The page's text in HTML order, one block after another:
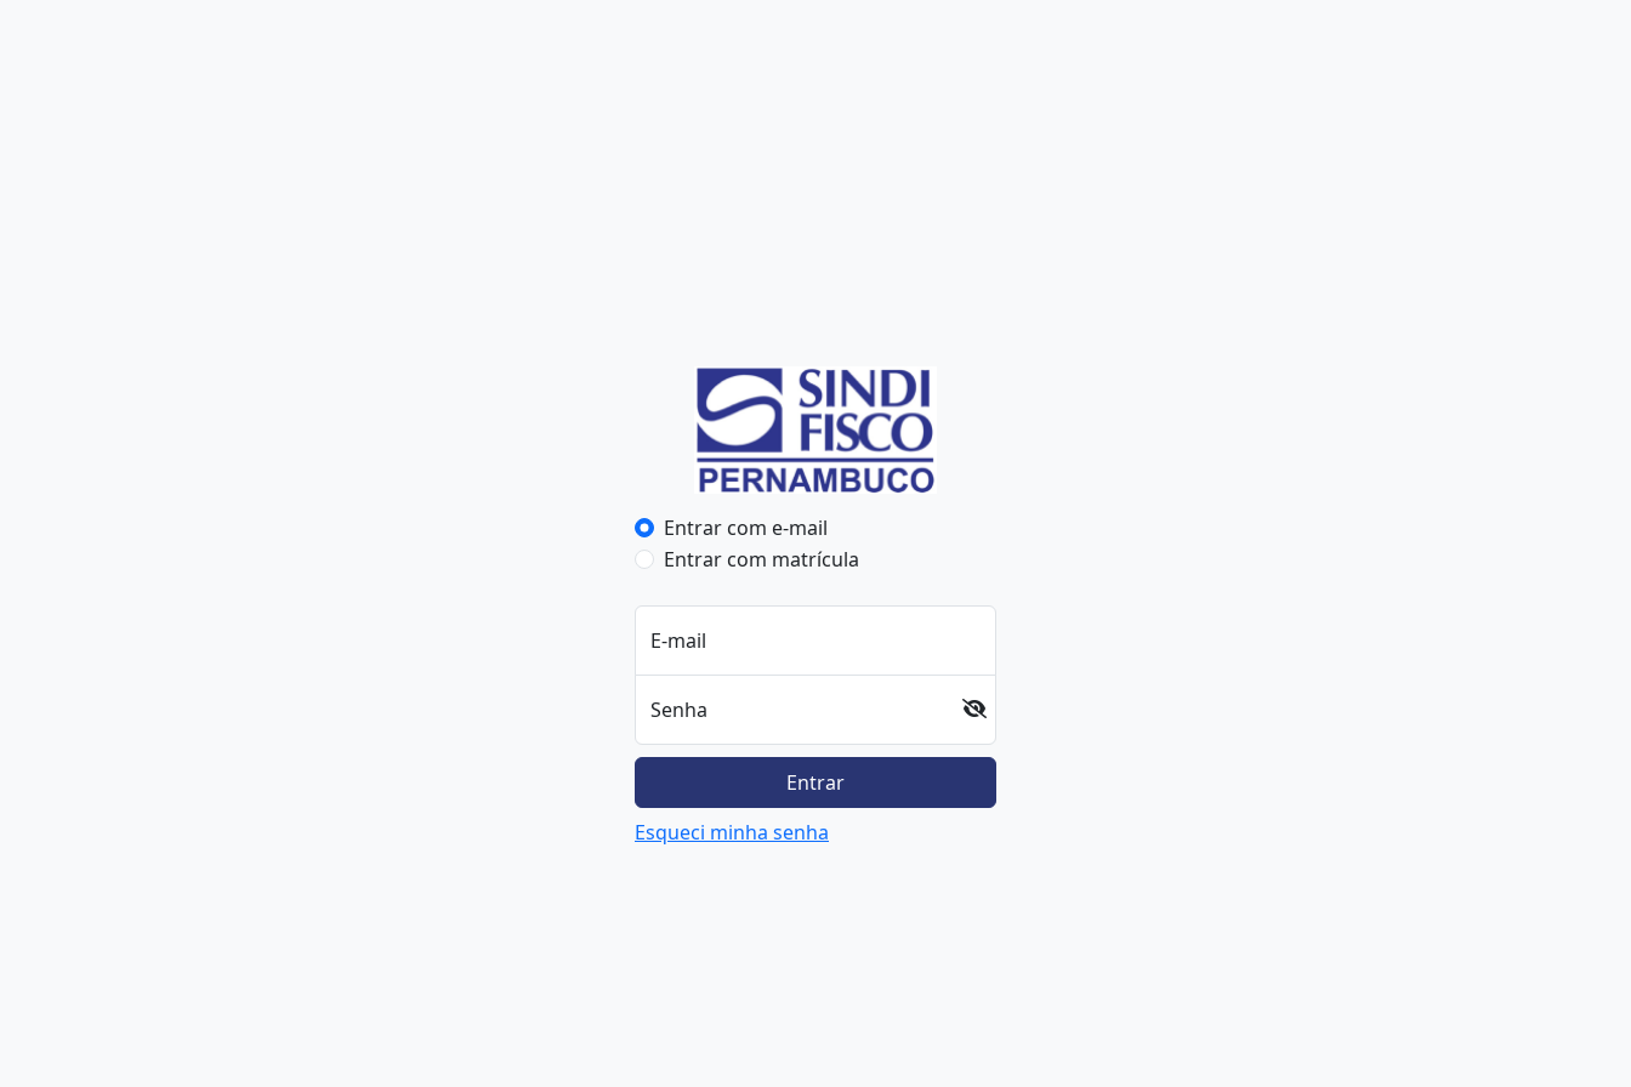
Entrar com e-mail
Entrar com matrícula
E-mail
Senha
Entrar
Esqueci minha senha